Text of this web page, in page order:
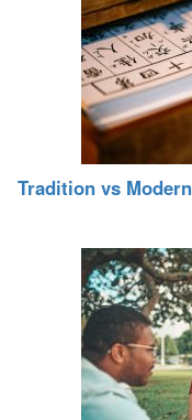
Tradition vs